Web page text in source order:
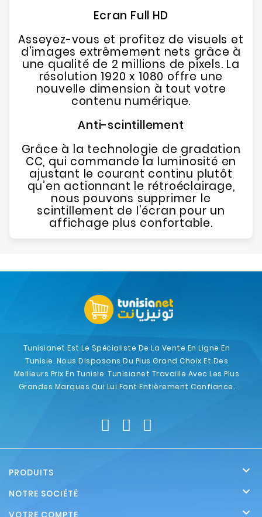
Ecran Full HD
Asseyez-vous et profitez de visuels et
d’images extrêmement nets grâce à
une qualité de 2 millions de pixels. La
résolution 1920 x 1080 offre une
nouvelle dimension à tout votre
contenu numérique.
Anti-scintillement
Grâce à la technologie de gradation
CC, qui commande la luminosité en
ajustant le courant continu plutôt
qu’en actionnant le rétroéclairage,
nous pouvons supprimer le
scintillement de l’écran pour un
affichage plus confortable.
Tunisianet Est Le Spécialiste De La Vente En Ligne En
Tunisie. Nous Disposons Du Plus Grand Choix Et Des
Meilleurs Prix En Tunisie. Tunisianet Travaille Avec Les Plus
Grandes Marques Qui Lui Font Entièrement Confiance.
PRODUITS 
NOTRE SOCIÉTÉ 
VOTRE COMPTE 